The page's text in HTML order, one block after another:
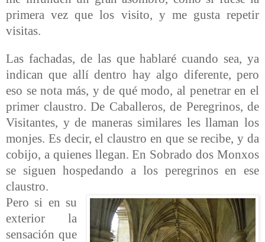
primera vez que los visito, y me gusta repetir
visitas.
Las fachadas, de las que hablaré cuando sea, ya
indican que allí dentro hay algo diferente, pero
eso se nota más, y de qué modo, al penetrar en el
primer claustro. De Caballeros, de Peregrinos, de
Visitantes, y de maneras similares les llaman los
monjes. Es decir, el claustro en que se recibe, y da
cobijo, a quienes llegan. En Sobrado dos Monxos
se siguen hospedando a los peregrinos en ese
claustro.
Pero si en su
exterior la
sensación que